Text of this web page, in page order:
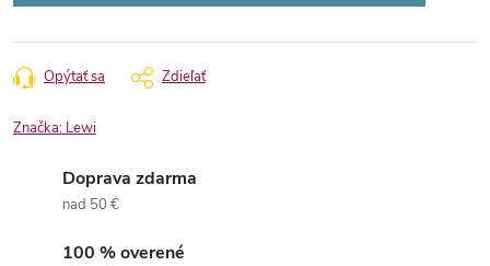
Opýtať sa Zdieľať
Značka: Lewi
Doprava zdarma
nad 50 €
100 % overené